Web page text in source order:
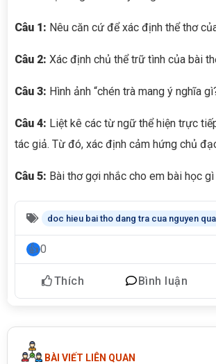
Câu 1: Nêu căn cứ để xác định thể thơ
Câu 2: Xác định chủ thể trữ tình của bài
Câu 3: Hình ảnh “chén trà mang ý nghĩa
Câu 4: Liệt kê các từ ngữ thể hiện trực
tác giả. Từ đó, xác định cảm hứng chủ
Câu 5: Bài thơ gợi nhắc cho em bài học
doc hieu bai tho dang tra cua nguyen
0
Thích Bình luận
BÀI VIẾT LIÊN QUAN